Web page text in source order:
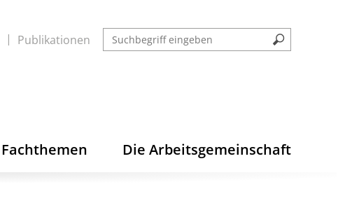
Publikationen
Fachthemen Die Arbeitsgemeinschaft